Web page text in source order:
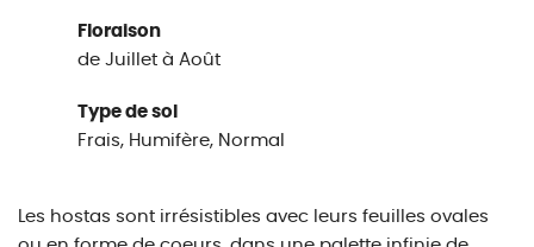
Floraison
de Juillet à Août
Type de sol
Frais, Humifère, Normal
Les hostas sont irrésistibles avec leurs feuilles ovales